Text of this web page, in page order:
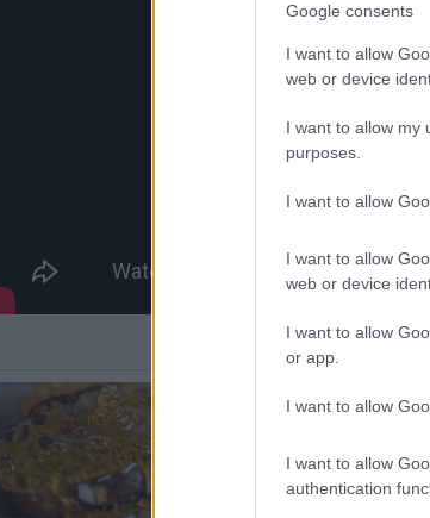
Google consents
I want to allow
web or device
I want to allow my
purposes.
I want to allow
I want to allow
web or device
I want to allow
or app.
I want to allow
I want to allow
authentication